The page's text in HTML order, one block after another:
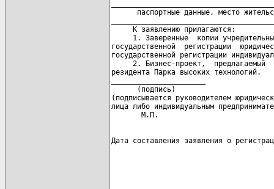
паспортные данные, место
     К заявлению прилагаются:
1. Заверенные  копии
государственной  регистрации
государственной регистрации
2. Бизнес-проект,  предлагаемый
резидента Парка высоких технологий.
(подпись)
(подписывается руководителем
лица либо индивидуальным
Дата составления заявления о